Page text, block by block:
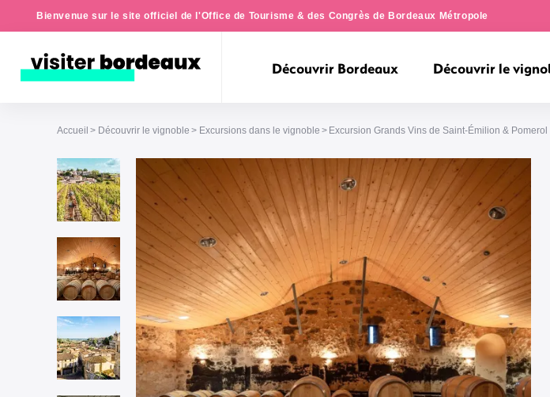
Bienvenue sur le site officiel de l'Office de Tourisme & des Congrès de Bordeaux Métropole
Découvrir Bordeaux Découvrir le
Accueil Découvrir le vignoble Excursions dans le vignoble Excursion Grands Vins de Saint-Émilion & Pomerol